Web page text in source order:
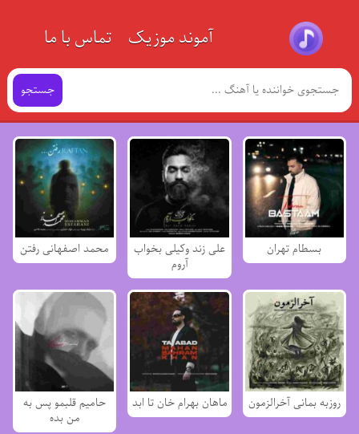
آموند موزیک تماس با ما
جستجو
بسطام تهران
علی زند وکیلی بخواب
آروم
محمد اصفهانی رفتن
روزبه بمانی آخرالزمون ماهان بهرام خان تا ابد
حامیم قلبمو پس به
من بده